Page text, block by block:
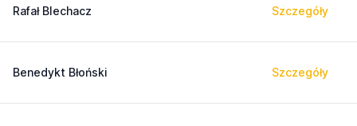
Rafał Blechacz Szczegóły
Benedykt Błoński Szczegóły